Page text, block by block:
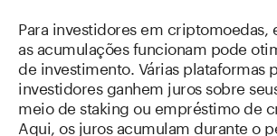
Para investidores em criptomoedas,
as acumulações funcionam pode
de investimento. Várias plataformas
investidores ganhem juros sobre
meio de staking ou empréstimo de
Aqui, os juros acumulam durante o